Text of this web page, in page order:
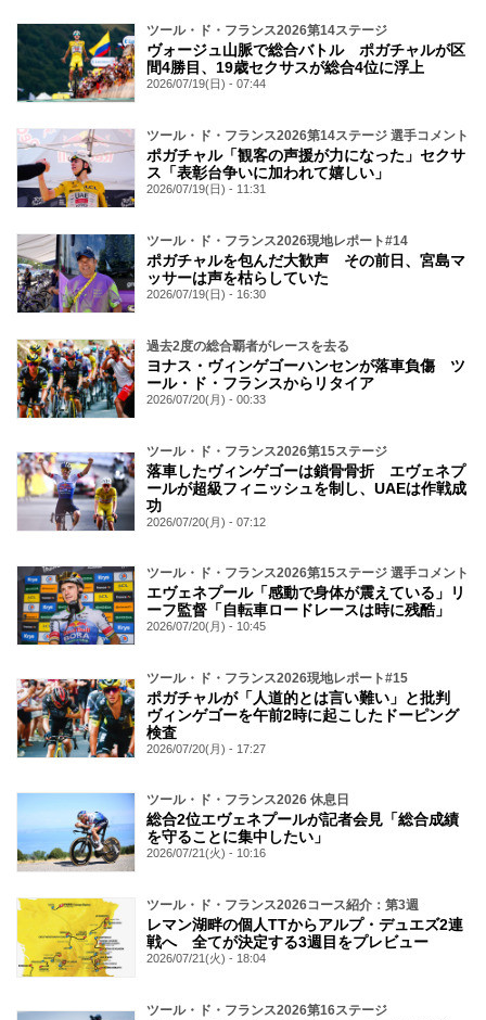
ツール・ド・フランス2026第14ステージ
ヴォージュ山脈で総合バトル ポガチャルが区
間4勝目、19歳セクサスが総合4位に浮上
2026/07/19(日) - 07:44
ツール・ド・フランス2026第14ステージ 選手コメント
ポガチャル「観客の声援が力になった」セクサ
ス「表彰台争いに加われて嬉しい」
2026/07/19(日) - 11:31
ツール・ド・フランス2026現地レポート#14
ポガチャルを包んだ大歓声 その前日、宮島マ
ッサーは声を枯らしていた
2026/07/19(日) - 16:30
過去2度の総合覇者がレースを去る
ヨナス・ヴィンゲゴーハンセンが落車負傷 ツ
ール・ド・フランスからリタイア
2026/07/20(月) - 00:33
ツール・ド・フランス2026第15ステージ
落車したヴィンゲゴーは鎖骨骨折 エヴェネプ
ールが超級フィニッシュを制し、UAEは作戦成
功
2026/07/20(月) - 07:12
ツール・ド・フランス2026第15ステージ 選手コメント
エヴェネプール「感動で身体が震えている」リ
ーフ監督「自転車ロードレースは時に残酷」
2026/07/20(月) - 10:45
ツール・ド・フランス2026現地レポート#15
ポガチャルが「人道的とは言い難い」と批判
ヴィンゲゴーを午前2時に起こしたドーピング
検査
2026/07/20(月) - 17:27
ツール・ド・フランス2026 休息日
総合2位エヴェネプールが記者会見「総合成績
を守ることに集中したい」
2026/07/21(火) - 10:16
ツール・ド・フランス2026コース紹介：第3週
レマン湖畔の個人TTからアルプ・デュエズ2連
戦へ 全てが決定する3週目をプレビュー
2026/07/21(火) - 18:04
ツール・ド・フランス2026第16ステージ